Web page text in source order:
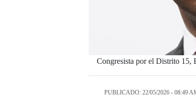
Congresista por el Distrito 15,
PUBLICADO: 22/05/2026 - 08:49